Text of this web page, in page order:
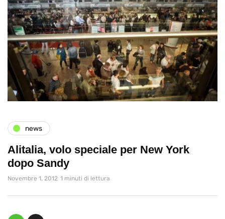
news
Alitalia, volo speciale per New York
dopo Sandy
Novembre 1, 2012 1 minuti di lettura